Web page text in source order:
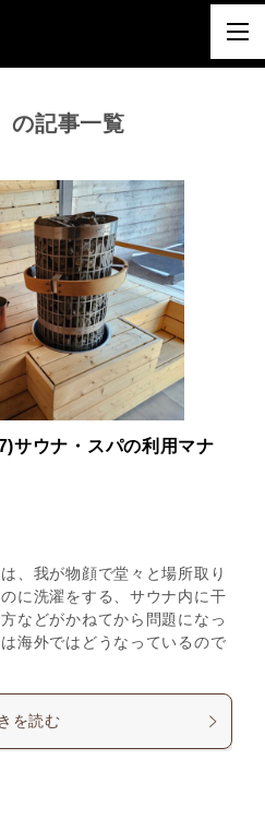
の記事一覧
サウナ・スパの利用マナ
、我が物顔で堂々と場所取り
に洗濯をする、サウナ内に干
などがかねてから問題になっ
海外ではどうなっているので
を読む